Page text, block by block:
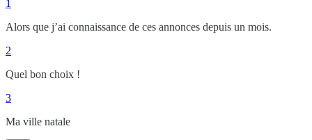
1
Alors que j’ai connaissance de ces annonces depuis un mois.
2
Quel bon choix !
3
Ma ville natale